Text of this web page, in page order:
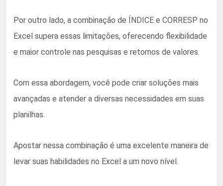
Por outro lado, a combinação de ÍNDICE e CORRESP no
Excel supera essas limitações, oferecendo flexibilidade
e maior controle nas pesquisas e retornos de valores.
Com essa abordagem, você pode criar soluções mais
avançadas e atender a diversas necessidades em suas
planilhas.
Apostar nessa combinação é uma excelente maneira de
levar suas habilidades no Excel a um novo nível.